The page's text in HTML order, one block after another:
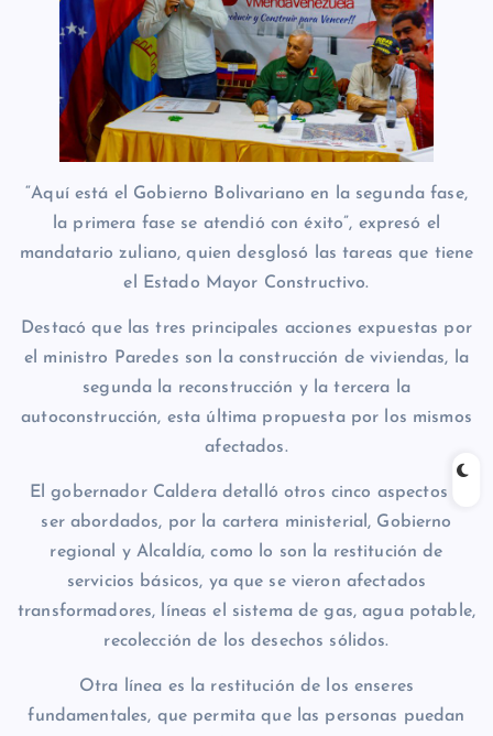
“Aquí está el Gobierno Bolivariano en la segunda fase,
la primera fase se atendió con éxito”, expresó el
mandatario zuliano, quien desglosó las tareas que tiene
el Estado Mayor Constructivo.
Destacó que las tres principales acciones expuestas por
el ministro Paredes son la construcción de viviendas, la
segunda la reconstrucción y la tercera la
autoconstrucción, esta última propuesta por los mismos
afectados.
El gobernador Caldera detalló otros cinco aspectos a
ser abordados, por la cartera ministerial, Gobierno
regional y Alcaldía, como lo son la restitución de
servicios básicos, ya que se vieron afectados
transformadores, líneas el sistema de gas, agua potable,
recolección de los desechos sólidos.
Otra línea es la restitución de los enseres
fundamentales, que permita que las personas puedan